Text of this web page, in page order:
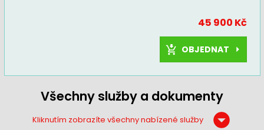
45 900 Kč
OBJEDNAT
Všechny služby a dokumenty
Kliknutím zobrazíte všechny nabízené služby